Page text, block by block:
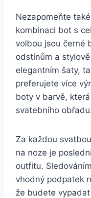
Nezapomeňte
kombinaci‌ bot ⁣s
volbou⁤ jsou černé
odstínům a
elegantním šaty,
preferujete ⁣více⁢
boty ​v barvě,
svatebního
Za ​každou
na ​noze je
outfitu.
vhodný‍ podpatek
‌že budete